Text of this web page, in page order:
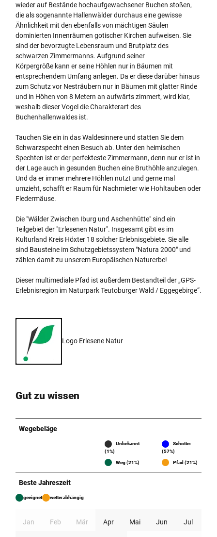
wieder auf Bestände hochaufgewachsener Buchen stoßen,
die als sogenannte Hallenwälder durchaus eine gewisse
Ähnlichkeit mit den ebenfalls von mächtigen Säulen
dominierten Innenräumen gotischer Kirchen aufweisen. Sie
sind der bevorzugte Lebensraum und Brutplatz des
schwarzen Zimmermanns. Aufgrund seiner
Körpergröße kann er seine Höhlen nur in Bäumen mit
entsprechendem Umfang anlegen. Da er diese darüber hinaus
zum Schutz vor Nesträubern nur in Bäumen mit glatter Rinde
und in Höhen von 8 Metern an aufwärts zimmert, wird klar,
weshalb dieser Vogel die Charakterart des
Buchenhallenwaldes ist.
Tauchen Sie ein in das Waldesinnere und statten Sie dem
Schwarzspecht einen Besuch ab. Unter den heimischen
Spechten ist er der perfekteste Zimmermann, denn nur er ist in
der Lage auch in gesunden Buchen eine Bruthöhle anzulegen.
Und da er immer mehrere Höhlen nutzt und gerne mal
umzieht, schafft er Raum für Nachmieter wie Hohltauben oder
Fledermäuse.
Die "Wälder Zwischen Iburg und Aschenhütte" sind ein
Teilgebiet der "Erlesenen Natur". Insgesamt gibt es im
Kulturland Kreis Höxter 18 solcher Erlebnisgebiete. Sie alle
sind Bausteine im Schutzgebietssystem "Natura 2000" und
zählen damit zu unserem Europäischen Naturerbe!
Dieser multimediale Pfad ist außerdem Bestandteil der „GPS-
Erlebnisregion im Naturpark Teutoburger Wald / Eggegebirge“.
Logo Erlesene Natur
Gut zu wissen
Wegebeläge
Unbekannt
(1%)
Schotter
(57%)
Weg (21%) Pfad (21%)
Beste Jahreszeit
geeignet wetterabhängig
Jan Feb Mär Apr Mai Jun Jul